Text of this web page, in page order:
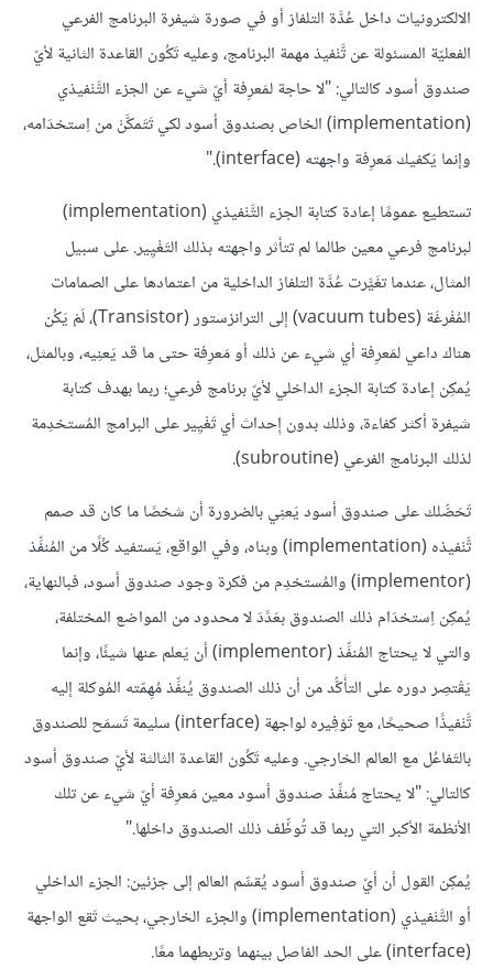
الالكترونيات داخل عُدَّة التلفاز أو في صورة شيفرة البرنامج الفرعي
الفعليّة المسئولة عن تَّنْفيذ مهمة البرنامج، وعليه تَكُون القاعدة الثانية لأيّ
صندوق أسود كالتالي: "لا حاجة لمَعرِفة أيّ شيء عن الجزء التَّنْفيذي
(implementation) الخاص بصندوق أسود لكي تَتَمكَّنْ من اِستخدَامه،
وإنما يَكفيك مَعرِفة واجهته (interface)."
تستطيع عمومًا إعادة كتابة الجزء التَّنْفيذي (implementation)
لبرنامج فرعي معين طالما لم تتأثر واجهته بذلك التَغْيِير. على سبيل
المثال، عندما تغَيَّرت عُدَّة التلفاز الداخلية من اعتمادها على الصمامات
المُفْرغَة (vacuum tubes) إلى الترانزستور (Transistor)، لَمْ يَكُن
هناك داعي لمَعرِفة أي شيء عن ذلك أو مَعرِفة حتى ما قد يَعنِيه، وبالمثل،
يُمكِن إعادة كتابة الجزء الداخلي لأيّ برنامج فرعي؛ ربما بهدف كتابة
شيفرة أكثر كفاءة، وذلك بدون إِحداث أي تَغْيِير على البرامج المُستخدِمة
لذلك البرنامج الفرعي (subroutine).
تَحَصُّلك على صندوق أسود يَعنِي بالضرورة أن شخصًا ما كان قد صمم
تَّنْفيذه (implementation) وبناه، وفي الواقع، يَستفيد كُلًا من المُنفِّذ
(implementor) والمُستخدِم من فكرة وجود صندوق أسود، فبالنهاية،
يُمكِن اِستخدَام ذلك الصندوق بعَدََدَ لا محدود من المواضع المختلفة،
والتي لا يحتاج المُنفِّذ (implementor) أن يَعلم عنها شيئًا، وإنما
يَقْتصِر دوره على التأَكُّد من أن ذلك الصندوق يُنفِّذ مُهِمّته المُوكلة إليه
تَّنْفيذًا صحيحًا، مع تَوْفِيره لواجهة (interface) سليمة تَسمَح للصندوق
بالتَفاعُل مع العالم الخارجي. وعليه تَكُون القاعدة الثالثة لأيّ صندوق أسود
كالتالي: "لا يحتاج مُنفِّذ صندوق أسود معين مَعرِفة أيّ شيء عن تلك
الأنظمة الأكبر التي ربما قد تُوظِّف ذلك الصندوق داخلها."
يُمكِن القول أن أيّ صندوق أسود يُقسِّم العالم إلى جزئين: الجزء الداخلي
أو التَّنْفيذي (implementation) والجزء الخارجي، بحيث تَقع الواجهة
(interface) على الحد الفاصل بينهما وتربطهما معًا.